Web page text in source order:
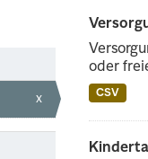
x
oder
CSV